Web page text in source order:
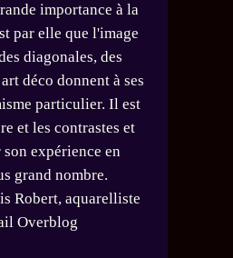
importance à la
par elle que l'image
diagonales, des
déco donnent à ses
particulier. Il est
et les contrastes et
expérience en
grand nombre.
Robert, aquarelliste
Overblog